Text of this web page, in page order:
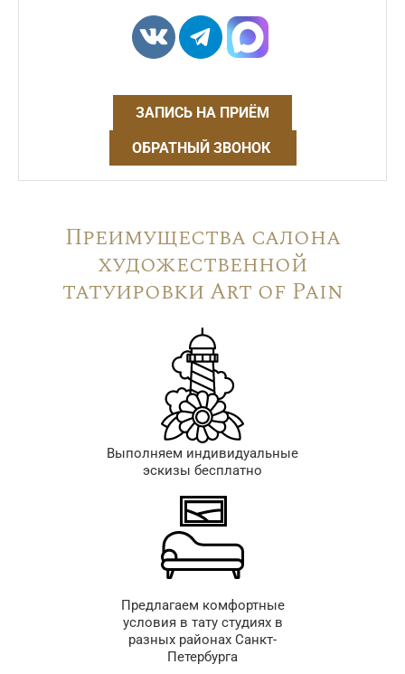
ЗАПИСЬ НА ПРИЁМ
ОБРАТНЫЙ ЗВОНОК
Преимущества салона
художественной
татуировки Art of Pain
Выполняем индивидуальные
эскизы бесплатно
Предлагаем комфортные
условия в тату студиях в
разных районах Санкт-
Петербурга